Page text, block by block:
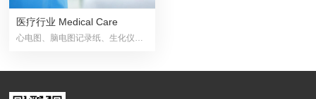
医疗行业 Medical Care
心电图、脑电图记录纸、生化仪纸、处方单据、日用杂品、塑料制品、金属制品